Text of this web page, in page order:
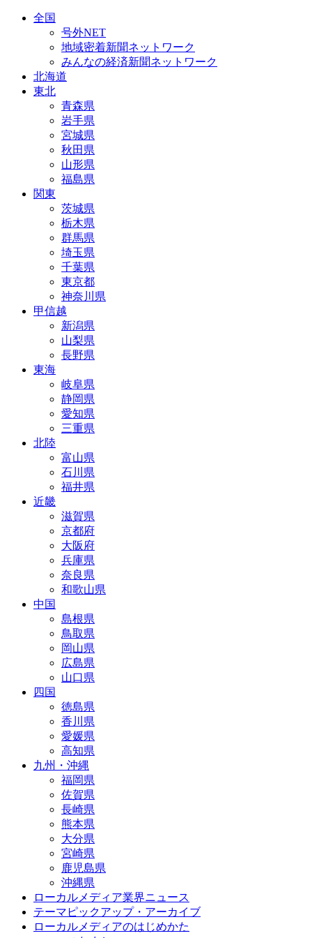
全国
号外NET
地域密着新聞ネットワーク
みんなの経済新聞ネットワーク
北海道
東北
青森県
岩手県
宮城県
秋田県
山形県
福島県
関東
茨城県
栃木県
群馬県
埼玉県
千葉県
東京都
神奈川県
甲信越
新潟県
山梨県
長野県
東海
岐阜県
静岡県
愛知県
三重県
北陸
富山県
石川県
福井県
近畿
滋賀県
京都府
大阪府
兵庫県
奈良県
和歌山県
中国
島根県
鳥取県
岡山県
広島県
山口県
四国
徳島県
香川県
愛媛県
高知県
九州・沖縄
福岡県
佐賀県
長崎県
熊本県
大分県
宮崎県
鹿児島県
沖縄県
ローカルメディア業界ニュース
テーマピックアップ・アーカイブ
ローカルメディアのはじめかた